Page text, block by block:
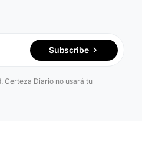
Subscribe
Certeza Diario no usará tu